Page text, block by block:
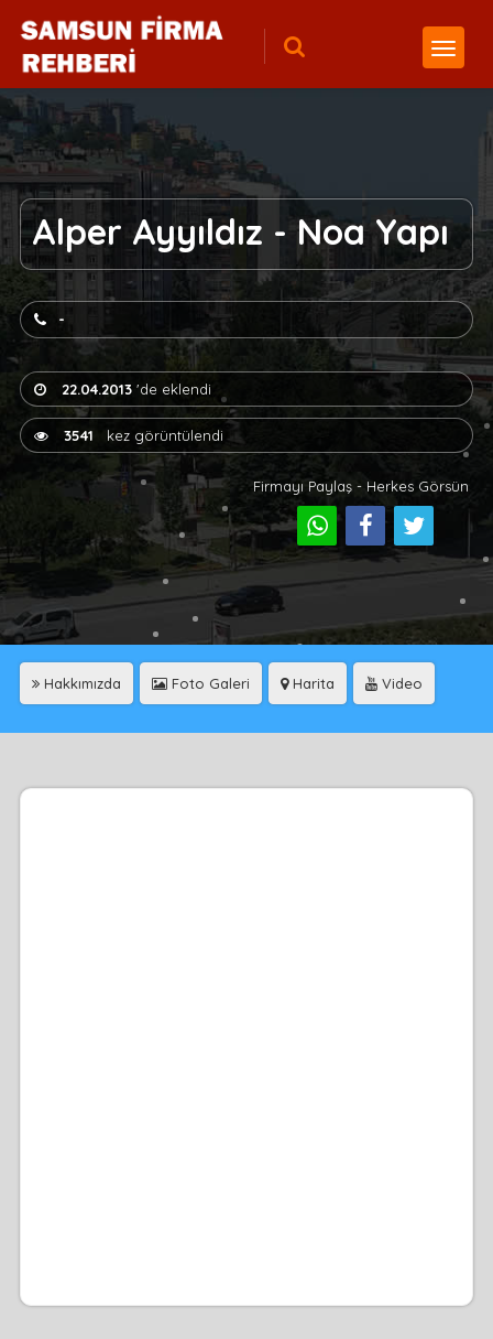
Alper Ayyıldız - Noa Yapı
-
22.04.2013'de eklendi
3541 kez görüntülendi
Firmayı Paylaş - Herkes Görsün
Hakkımızda Foto Galeri Harita Video